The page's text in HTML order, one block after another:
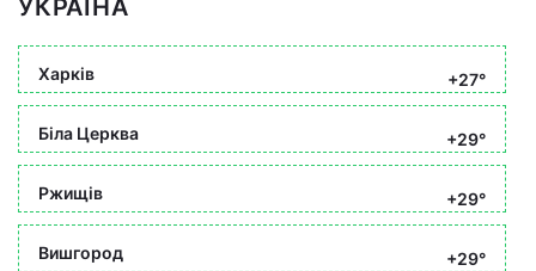
УКРАЇНА
Харків +27°
Біла Церква +29°
Ржищів +29°
Вишгород +29°